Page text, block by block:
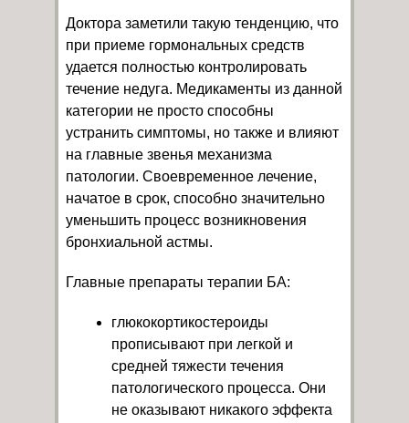
Доктора заметили такую тенденцию, что
при приеме гормональных средств
удается полностью контролировать
течение недуга. Медикаменты из данной
категории не просто способны
устранить симптомы, но также и влияют
на главные звенья механизма
патологии. Своевременное лечение,
начатое в срок, способно значительно
уменьшить процесс возникновения
бронхиальной астмы.
Главные препараты терапии БА:
глюкокортикостероиды
прописывают при легкой и
средней тяжести течения
патологического процесса. Они
не оказывают никакого эффекта